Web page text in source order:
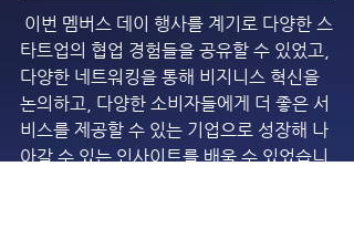
이번 멤버스 데이 행사를 계기로 다양한 스
타트업의 협업 경험들을 공유할 수 있었고,
다양한 네트워킹을 통해 비지니스 혁신을
논의하고, 다양한 소비자들에게 더 좋은 서
비스를 제공할 수 있는 기업으로 성장해 나
아갈 수 있는 인사이트를 배울 수 있었습니